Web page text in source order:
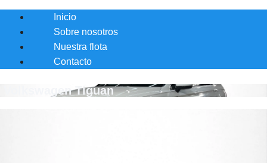
Inicio
Sobre nosotros
Nuestra flota
Contacto
Volkswagen Tiguan